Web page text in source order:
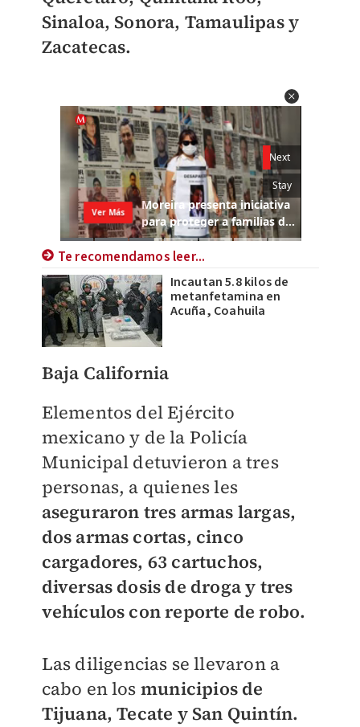
Sinaloa, Sonora, Tamaulipas y
Zacatecas.
Te recomendamos leer...
Incautan 5.8 kilos de
metanfetamina en
Acuña, Coahuila
Baja California
Elementos del Ejército
mexicano y de la Policía
Municipal detuvieron a tres
personas, a quienes les
aseguraron tres armas largas,
dos armas cortas, cinco
cargadores, 63 cartuchos,
diversas dosis de droga y tres
vehículos con reporte de robo.
Las diligencias se llevaron a
cabo en los municipios de
Tijuana, Tecate y San Quintín.